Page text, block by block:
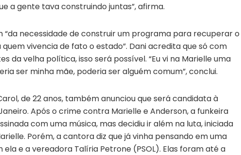
a gente tava construindo juntas”, afirma.
“da necessidade de construir um programa para recuperar o
vivencia de fato o estado”. Dani acredita que só com
da velha política, isso será possível. “Eu vi na Marielle uma
ser minha mãe, poderia ser alguém comum”, conclui.
de 22 anos, também anunciou que será candidata à
Após o crime contra Marielle e Anderson, a funkeira
com uma música, mas decidiu ir além na luta, iniciada
Porém, a cantora diz que já vinha pensando em uma
e a vereadora Talíria Petrone (PSOL). Elas foram até a